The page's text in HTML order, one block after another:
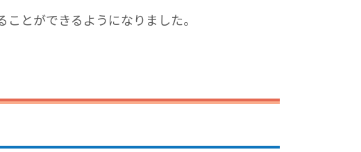
とができるようになりました。